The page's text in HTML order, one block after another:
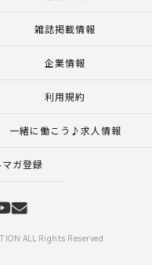
雑誌掲載情報
企業情報
利用規約
一緒に働こう♪求人情報
ガ登録
ALL Rights Reserved